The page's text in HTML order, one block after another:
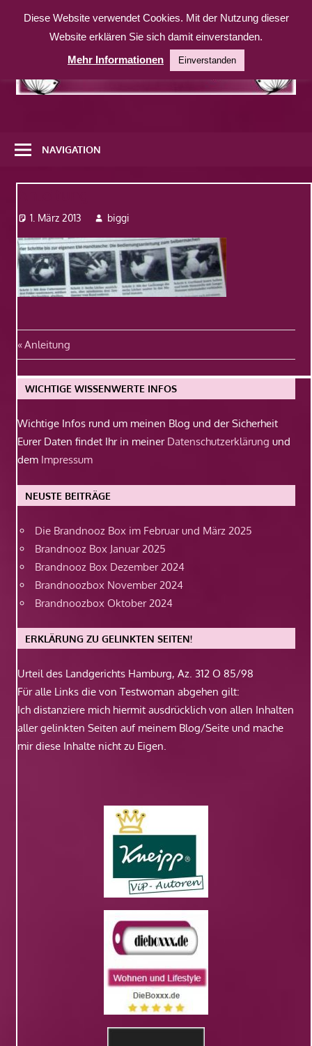
Inhalt
weitere
Website
NAVIGATION
1. März 2013 biggi
Beitragsnavigation
Vorheriger
Beitrag:
Anleitung
WICHTIGE WISSENWERTE INFOS
Wichtige Infos rund um meinen Blog und der Sicherheit
Eurer Daten findet Ihr in meiner Datenschutzerklärung und
dem Impressum
NEUSTE BEITRÄGE
Die Brandnooz Box im Februar und März 2025
Brandnooz Box Januar 2025
Brandnooz Box Dezember 2024
Brandnoozbox November 2024
Brandnoozbox Oktober 2024
ERKLÄRUNG ZU GELINKTEN SEITEN!
Urteil des Landgerichts Hamburg, Az. 312 O 85/98
Für alle Links die von Testwoman abgehen gilt:
Ich distanziere mich hiermit ausdrücklich von allen Inhalten
aller gelinkten Seiten auf meinem Blog/Seite und mache
mir diese Inhalte nicht zu Eigen.
Diese Website verwendet Cookies. Mit der Nutzung dieser
Website erklären Sie sich damit einverstanden.
Mehr Informationen
Einverstanden